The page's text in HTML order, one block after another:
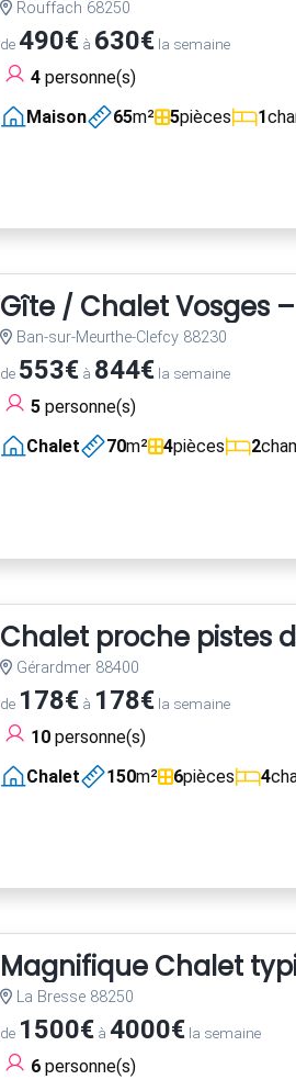
Rouffach 68250
de490€à 630€la semaine
4personne(s)
Maison
65m² 5pièces 1
Gîte / Chalet Vosges
Ban-sur-Meurthe-Clefcy 88230
de 553€à 844€la semaine
5personne(s)
Chalet
70m² 4pièces 2
Chalet proche pistes
Gérardmer 88400
de 178€à 178€la semaine
10personne(s)
Chalet
150m² 6pièces 4
Magnifique Chalet
La Bresse 88250
de 1500€à 4000€la semaine
6personne(s)